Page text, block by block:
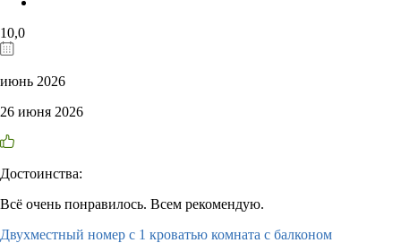
10,0
июнь 2026
26 июня 2026
Достоинства:
Всё очень понравилось. Всем рекомендую.
Двухместный номер с 1 кроватью комната с балконом